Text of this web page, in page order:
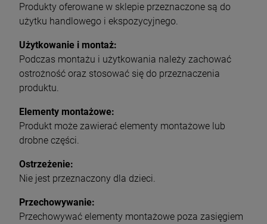
Produkty oferowane w sklepie przeznaczone są do
użytku handlowego i ekspozycyjnego.
Użytkowanie i montaż:
Podczas montażu i użytkowania należy zachować
ostrożność oraz stosować się do przeznaczenia
produktu.
Elementy montażowe:
Produkt może zawierać elementy montażowe lub
drobne części.
Ostrzeżenie:
Nie jest przeznaczony dla dzieci.
Przechowywanie:
Przechowywać elementy montażowe poza zasięgiem